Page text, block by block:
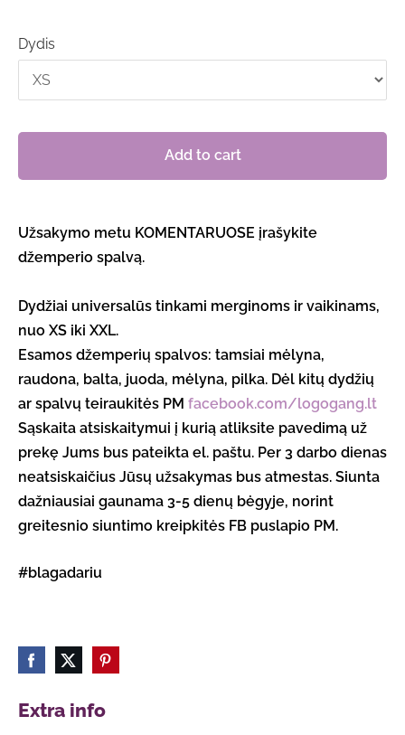
Extra info
Dydis
Add to cart
Užsakymo metu KOMENTARUOSE įrašykite
džemperio spalvą.
Dydžiai universalūs tinkami merginoms ir vaikinams,
nuo XS iki XXL.
Esamos džemperių spalvos: tamsiai mėlyna,
raudona, balta, juoda, mėlyna, pilka. Dėl kitų dydžių
ar spalvų teiraukitės PM facebook.com/logogang.lt
Sąskaita atsiskaitymui į kurią atliksite pavedimą už
prekę Jums bus pateikta el. paštu. Per 3 darbo dienas
neatsiskaičius Jūsų užsakymas bus atmestas. Siunta
dažniausiai gaunama 3-5 dienų bėgyje, norint
greitesnio siuntimo kreipkitės FB puslapio PM.
#blagadariu